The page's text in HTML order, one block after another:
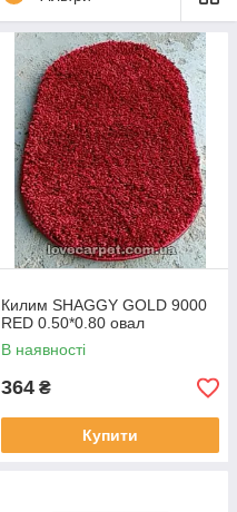
Килим SHAGGY GOLD 9000
RED 0.50*0.80 овал
В наявності
364 ₴
Купити